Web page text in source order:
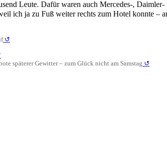
Leute. Dafür waren auch Mercedes-,
ich ja zu Fuß weiter rechts zum Hotel konnte –
↺
späterer Gewitter – zum Glück nicht am Samstag ↺